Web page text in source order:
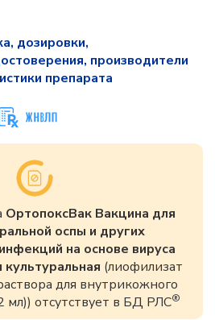
дозировки,
производители
препарата
ОртопоксВак Вакцина для
оспы и других
на основе вируса
(лиофилизат
для внутрикожного
мл)) отсутствует в БД РЛС®